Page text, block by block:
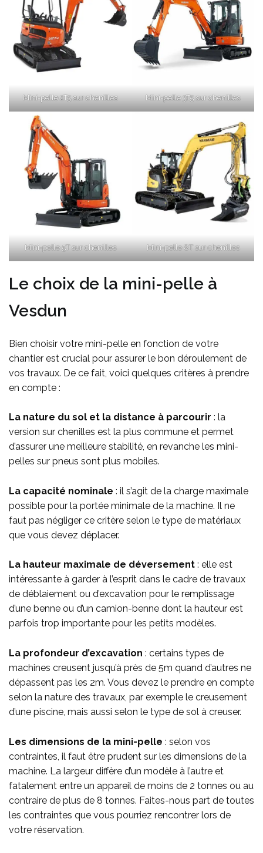
Mini-pelle 2T5 sur chenilles Mini-pelle 3T5 sur chenilles
Mini-pelle 5T sur chenilles Mini-pelle 8T sur chenilles
Le choix de la mini-pelle à
Vesdun
Bien choisir votre mini-pelle en fonction de votre
chantier est crucial pour assurer le bon déroulement de
vos travaux. De ce fait, voici quelques critères à prendre
en compte :
La nature du sol et la distance à parcourir : la
version sur chenilles est la plus commune et permet
d’assurer une meilleure stabilité, en revanche les mini-
pelles sur pneus sont plus mobiles.
La capacité nominale : il s’agit de la charge maximale
possible pour la portée minimale de la machine. Il ne
faut pas négliger ce critère selon le type de matériaux
que vous devez déplacer.
La hauteur maximale de déversement : elle est
intéressante à garder à l’esprit dans le cadre de travaux
de déblaiement ou d’excavation pour le remplissage
d’une benne ou d’un camion-benne dont la hauteur est
parfois trop importante pour les petits modèles.
La profondeur d’excavation : certains types de
machines creusent jusqu’à près de 5m quand d’autres ne
dépassent pas les 2m. Vous devez le prendre en compte
selon la nature des travaux, par exemple le creusement
d’une piscine, mais aussi selon le type de sol à creuser.
Les dimensions de la mini-pelle : selon vos
contraintes, il faut être prudent sur les dimensions de la
machine. La largeur diffère d’un modèle à l’autre et
fatalement entre un appareil de moins de 2 tonnes ou au
contraire de plus de 8 tonnes. Faites-nous part de toutes
les contraintes que vous pourriez rencontrer lors de
votre réservation.